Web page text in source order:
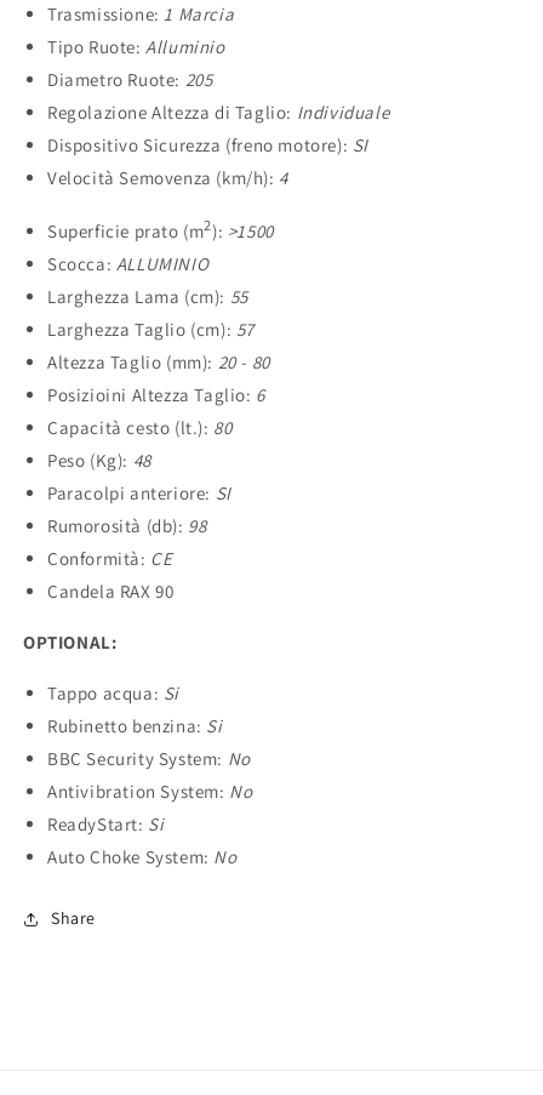
Trasmissione: 1 Marcia
Tipo Ruote: Alluminio
Diametro Ruote: 205
Regolazione Altezza di Taglio: Individuale
Dispositivo Sicurezza (freno motore): SI
Velocità Semovenza (km/h): 4
Superficie prato (m2): >1500
Scocca: ALLUMINIO
Larghezza Lama (cm): 55
Larghezza Taglio (cm): 57
Altezza Taglio (mm): 20 - 80
Posizioini Altezza Taglio: 6
Capacità cesto (lt.): 80
Peso (Kg): 48
Paracolpi anteriore: SI
Rumorosità (db): 98
Conformità: CE
Candela RAX 90
OPTIONAL:
Tappo acqua: Si
Rubinetto benzina: Si
BBC Security System: No
Antivibration System: No
ReadyStart: Si
Auto Choke System: No
Share